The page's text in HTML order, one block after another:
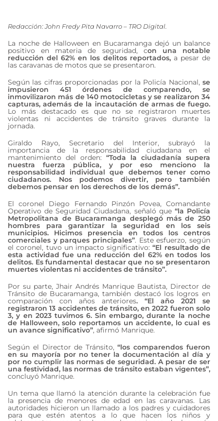
Redacción: John Fredy Pita Navarro – TRO Digital.
La noche de Halloween en Bucaramanga dejó un balance
positivo en materia de seguridad, con una notable
reducción del 62% en los delitos reportados, a pesar de
las caravanas de motos que se presentaron.
Según las cifras proporcionadas por la Policía Nacional,se
impusieron 451 órdenes de comparendo, se
inmovilizaron más de 140 motocicletas y se realizaron 34
capturas, además de la incautación de armas de fuego.
Lo más destacado es que no se registraron muertes
violentas ni accidentes de tránsito graves durante la
jornada.
Giraldo Rayo, Secretario del Interior, subrayó la
importancia de la responsabilidad ciudadana en el
mantenimiento del orden: “Toda la ciudadanía supera
nuestra fuerza pública, y por eso menciono la
responsabilidad individual que debemos tener como
ciudadanos. Nos podemos divertir, pero también
debemos pensar en los derechos de los demás”.
El coronel Diego Fernando Pinzón Povea, Comandante
Operativo de Seguridad Ciudadana, señaló que “la Policía
Metropolitana de Bucaramanga desplegó más de 250
hombres para garantizar la seguridad en los seis
municipios. Hicimos presencia en todos los centros
comerciales y parques principales”. Este esfuerzo, según
el coronel, tuvo un impacto significativo:“El resultado de
esta actividad fue una reducción del 62% en todos los
delitos. Es fundamental destacar que no se presentaron
muertes violentas ni accidentes de tránsito”.
Por su parte, Jhair Andrés Manrique Bautista, Director de
Tránsito de Bucaramanga, también destacó los logros en
comparación con años anteriores. “El año 2021 se
registraron 13 accidentes de tránsito, en 2022 fueron solo
3, y en 2023 tuvimos 6. Sin embargo, durante la noche
de Halloween, solo reportamos un accidente, lo cual es
un avance significativo”, afirmó Manrique.
Según el Director de Tránsito,“los comparendos fueron
en su mayoría por no tener la documentación al día y
por no cumplir las normas de seguridad. A pesar de ser
una festividad, las normas de tránsito estaban vigentes”,
concluyó Manrique.
Un tema que llamó la atención durante la celebración fue
la presencia de menores de edad en las caravanas. Las
autoridades hicieron un llamado a los padres y cuidadores
para que estén atentos a lo que hacen los niños y